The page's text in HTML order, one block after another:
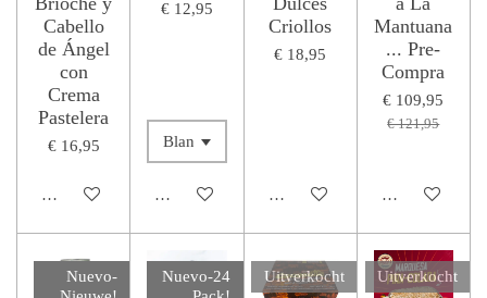
Cabello
de Ángel
con
Crema
Pastelera
€ 16,95
Houd mij op de hoogte
€ 12,95
Houd mij op de hoogte
Criollos
€ 18,95
In winkelwagen
Mantuana
... Pre-
Compra
€ 109,95
€ 121,95
Houd mij op
Nuevo-
Nuevo-24
Uitverkocht Uitverkocht